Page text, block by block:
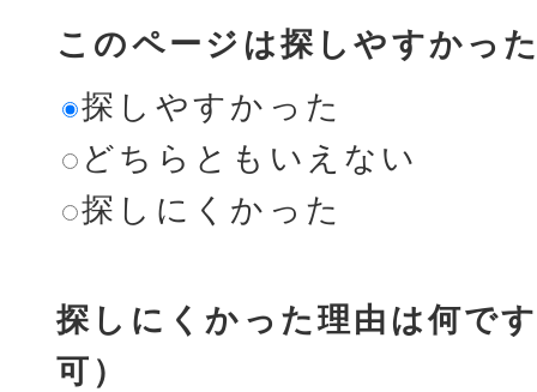
このページは探しやすかっ
探しやすかった
どちらともいえない
探しにくかった
探しにくかった理由は何で
可）